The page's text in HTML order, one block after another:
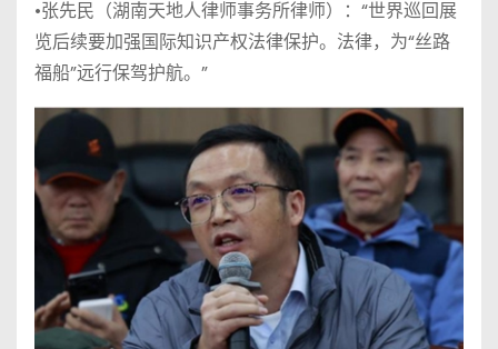
•张先民（湖南天地人律师事务所律师）：“世界巡回展
览后续要加强国际知识产权法律保护。法律，为“丝路
福船”远行保驾护航。”